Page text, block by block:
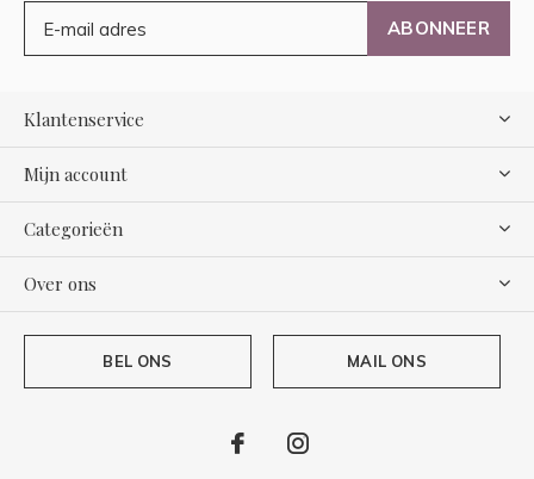
ABONNEER
Klantenservice
Mijn account
Categorieën
Over ons
BEL ONS MAIL ONS